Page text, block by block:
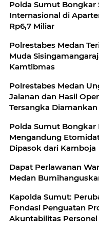
Polda Sumut
Internasional di
Rp6,7 Miliar
Polrestabes Medan
Muda
Kamtibmas
Polrestabes Medan
Jalanan dan Hasil
Tersangka Diamankan
Polda Sumut Bongkar
Mengandung
Dipasok dari Kamboja
Dapat Perlawanan
Medan
Kapolda Sumut:
Fondasi Penguatan
Akuntabilitas Personel